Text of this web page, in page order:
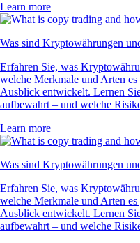
Learn more
Was sind Kryptowährungen
Erfahren Sie, was
welche Merkmale und Arten
Ausblick entwickelt. Lernen
aufbewahrt – und welche
Learn more
Was sind Kryptowährungen
Erfahren Sie, was
welche Merkmale und Arten
Ausblick entwickelt. Lernen
aufbewahrt – und welche